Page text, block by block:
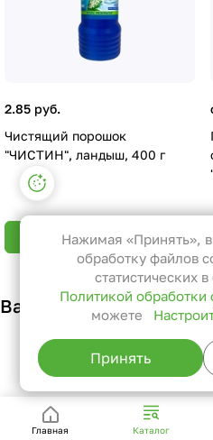
2.85 руб.
Чистящий порошок
"ЧИСТИН", ландыш, 400 г
В корзину
Вам также может
Главная Каталог
Настройки файлов
Функциональные
Эти файлы необходимы
функционирования
могут быть отключены
системах. Вы можете
браузер так, чтобы он
их или уведомлял вас
использовании, но в
сайта не будут работать.
Нажимая «Принять»,
обработку файлов
статистических
Политикой обработки
можете
Принять